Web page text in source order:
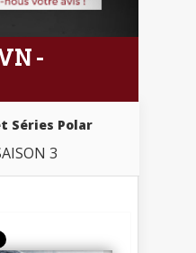
-
Séries Polar
3